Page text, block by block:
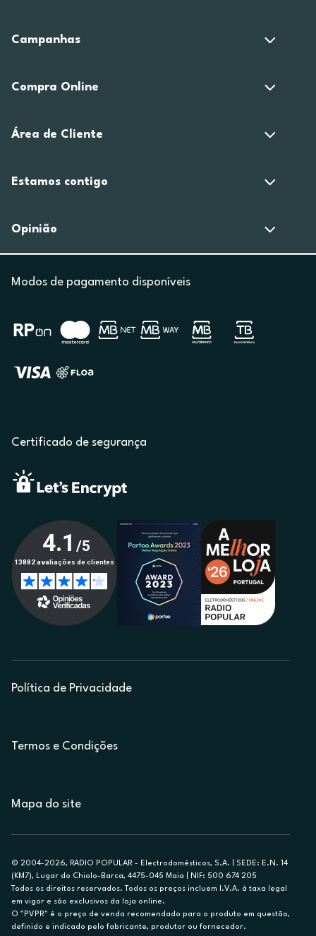
Campanhas
Compra Online
Área de Cliente
Estamos contigo
Opinião
Modos de pagamento disponíveis
Certificado de segurança
Política de Privacidade
Termos e Condições
Mapa do site
© 2004-2026, RADIO POPULAR - Electrodomésticos, S.A. | SEDE: E.N. 14
(KM7), Lugar do Chiolo-Barca, 4475-045 Maia | NIF: 500 674 205
Todos os direitos reservados. Todos os preços incluem I.V.A. à taxa legal
em vigor e são exclusivos da loja online.
O "PVPR" é o preço de venda recomendado para o produto em questão,
definido e indicado pelo fabricante, produtor ou fornecedor.